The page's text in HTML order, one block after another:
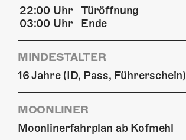
22:00 Uhr
Türöffnung
03:00 Uhr
Ende
MINDESTALTER
16 Jahre (ID, Pass, Führerschein)
MOONLINER
Moonlinerfahrplan ab Kofmehl